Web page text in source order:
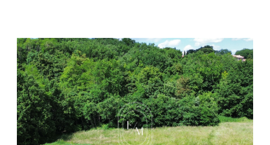
voir le bien